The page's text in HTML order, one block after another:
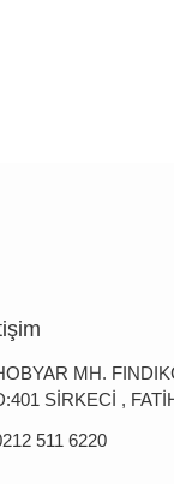
MH.
SİRKECİ ,
511 6220